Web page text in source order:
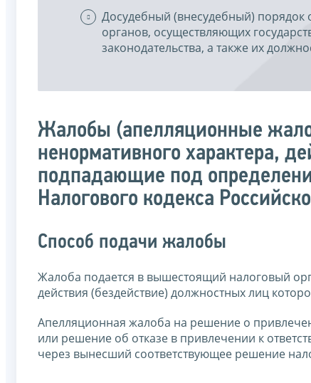
Досудебный (внесудебный) порядок
органов, осуществляющих
законодательства, а также их
Жалобы (апелляционные
ненормативного характера,
подпадающие под
Налогового кодекса
Способ подачи жалобы
Жалоба подается в вышестоящий налоговый
действия (бездействие) должностных лиц
Апелляционная жалоба на решение о
или решение об отказе в привлечении к
через вынесший соответствующее решение